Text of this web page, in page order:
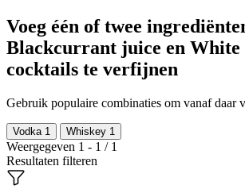
Voeg één of twee
Blackcurrant juice en White
cocktails te verfijnen
Gebruik populaire combinaties om vanaf daar
Vodka 1 Whiskey 1
Weergegeven 1 - 1 / 1
Resultaten filteren